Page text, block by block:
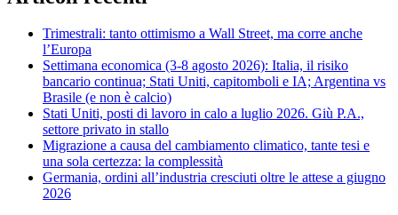
Trimestrali: tanto ottimismo a Wall Street, ma corre anche
l’Europa
Settimana economica (3-8 agosto 2026): Italia, il risiko
bancario continua; Stati Uniti, capitomboli e IA; Argentina vs
Brasile (e non è calcio)
Stati Uniti, posti di lavoro in calo a luglio 2026. Giù P.A.,
settore privato in stallo
Migrazione a causa del cambiamento climatico, tante tesi e
una sola certezza: la complessità
Germania, ordini all’industria cresciuti oltre le attese a giugno
2026